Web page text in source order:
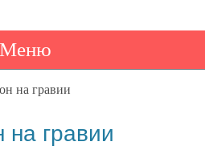
Меню
на гравии
на гравии